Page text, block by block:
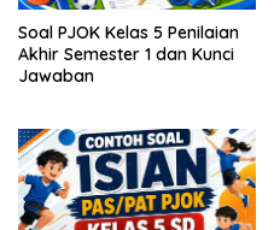
Soal PJOK Kelas 5 Penilaian
Akhir Semester 1 dan Kunci
Jawaban